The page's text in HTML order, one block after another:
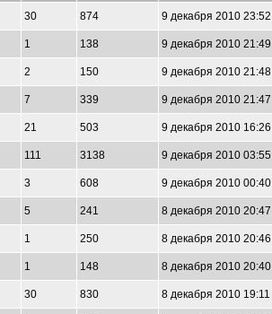
30 874 9 декабря 2010 23:52
1 138 9 декабря 2010 21:49
2 150 9 декабря 2010 21:48
7 339 9 декабря 2010 21:47
21 503 9 декабря 2010 16:26
111 3138 9 декабря 2010 03:55
3 608 9 декабря 2010 00:40
5 241 8 декабря 2010 20:47
1 250 8 декабря 2010 20:46
1 148 8 декабря 2010 20:40
30 830 8 декабря 2010 19:11